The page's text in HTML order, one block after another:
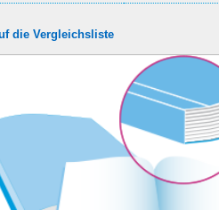
die Vergleichsliste